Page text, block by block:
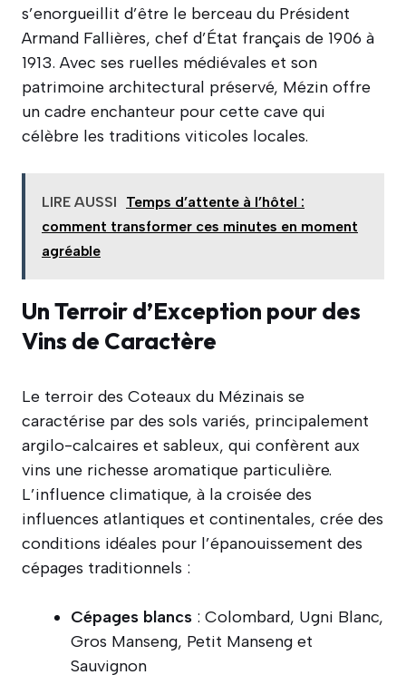
s’enorgueillit d’être le berceau du Président
Armand Fallières, chef d’État français de 1906 à
1913. Avec ses ruelles médiévales et son
patrimoine architectural préservé, Mézin offre
un cadre enchanteur pour cette cave qui
célèbre les traditions viticoles locales.
LIRE AUSSI
Temps d’attente à l’hôtel :
comment transformer ces minutes en moment
agréable
Un Terroir d’Exception pour des
Vins de Caractère
Le terroir des Coteaux du Mézinais se
caractérise par des sols variés, principalement
argilo-calcaires et sableux, qui confèrent aux
vins une richesse aromatique particulière.
L’influence climatique, à la croisée des
influences atlantiques et continentales, crée des
conditions idéales pour l’épanouissement des
cépages traditionnels :
Cépages blancs : Colombard, Ugni Blanc,
Gros Manseng, Petit Manseng et
Sauvignon